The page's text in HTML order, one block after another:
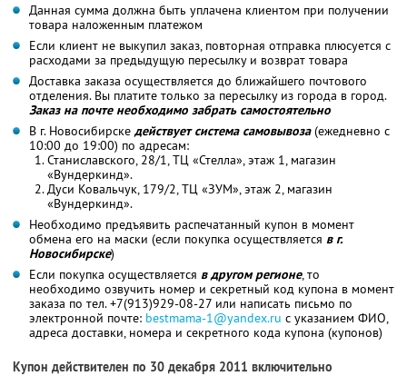
Данная сумма должна быть уплачена клиентом при получении
товара наложенным платежом
Если клиент не выкупил заказ, повторная отправка плюсуется с
расходами за предыдущую пересылку и возврат товара
Доставка заказа осуществляется до ближайшего почтового
отделения. Вы платите только за пересылку из города в город.
Заказ на почте необходимо забрать самостоятельно
В г. Новосибирске действует система самовывоза(ежедневно с
10:00 до 19:00) по адресам:
Станиславского, 28/1, ТЦ «Стелла», этаж 1, магазин
«Вундеркинд».
Дуси Ковальчук, 179/2, ТЦ «ЗУМ», этаж 2, магазин
«Вундеркинд».
Необходимо предъявить распечатанный купон в момент
обмена его на маски (если покупка осуществляется в г.
Новосибирске)
Если покупка осуществляется в другом регионе, то
необходимо озвучить номер и секретный код купона в момент
заказа по тел. +7(913)929-08-27 или написать письмо по
электронной почте: bestmama-1@yandex.ru с указанием ФИО,
адреса доставки, номера и секретного кода купона (купонов)
Купон действителен по 30 декабря 2011 включительно